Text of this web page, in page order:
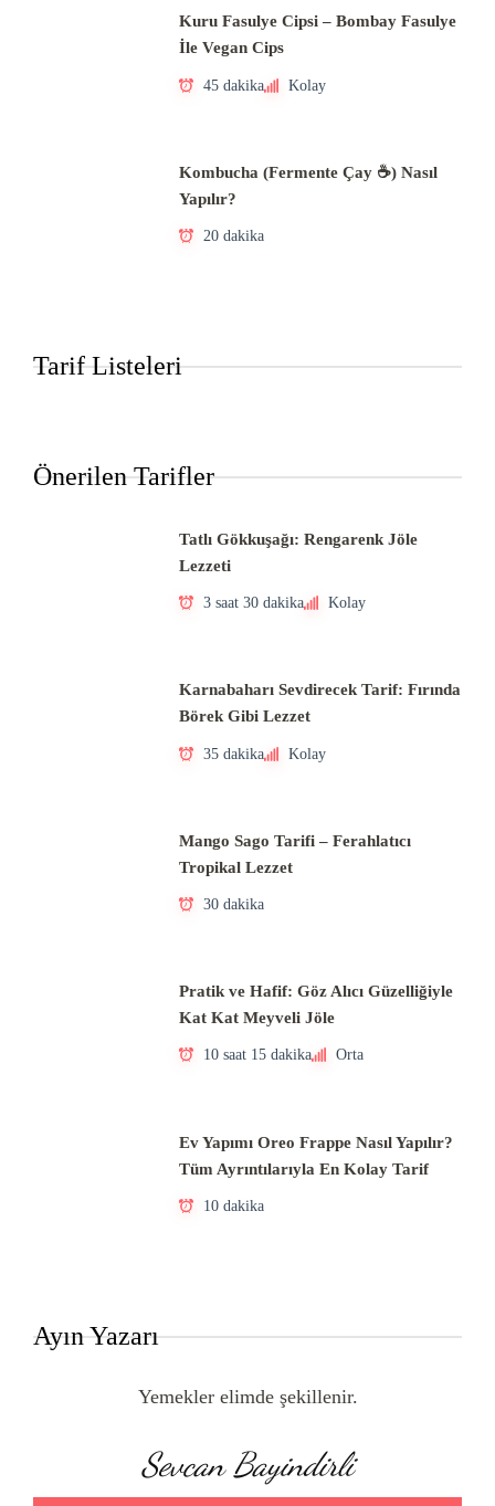
Kuru Fasulye Cipsi – Bombay Fasulye
İle Vegan Cips
45 dakika Kolay
Kombucha (Fermente Çay ☕) Nasıl
Yapılır?
20 dakika
Tarif Listeleri
Önerilen Tarifler
Tatlı Gökkuşağı: Rengarenk Jöle
Lezzeti
3 saat 30 dakika Kolay
Karnabaharı Sevdirecek Tarif: Fırında
Börek Gibi Lezzet
35 dakika Kolay
Mango Sago Tarifi – Ferahlatıcı
Tropikal Lezzet
30 dakika
Pratik ve Hafif: Göz Alıcı Güzelliğiyle
Kat Kat Meyveli Jöle
10 saat 15 dakika Orta
Ev Yapımı Oreo Frappe Nasıl Yapılır?
Tüm Ayrıntılarıyla En Kolay Tarif
10 dakika
Ayın Yazarı
Yemekler elimde şekillenir.
Sevcan Bayindirli